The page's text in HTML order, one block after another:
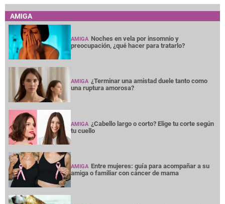
AMIGA
AMIGA Noches en vela por insomnio y
preocupación, ¿qué hacer para tratarlo?
AMIGA ¿Terminar una amistad duele tanto como
una ruptura amorosa?
AMIGA ¿Cabello largo o corto? Elige tu corte según
tu cuello
AMIGA Entre mujeres: guía para acompañar a su
amiga o familiar con cáncer de mama